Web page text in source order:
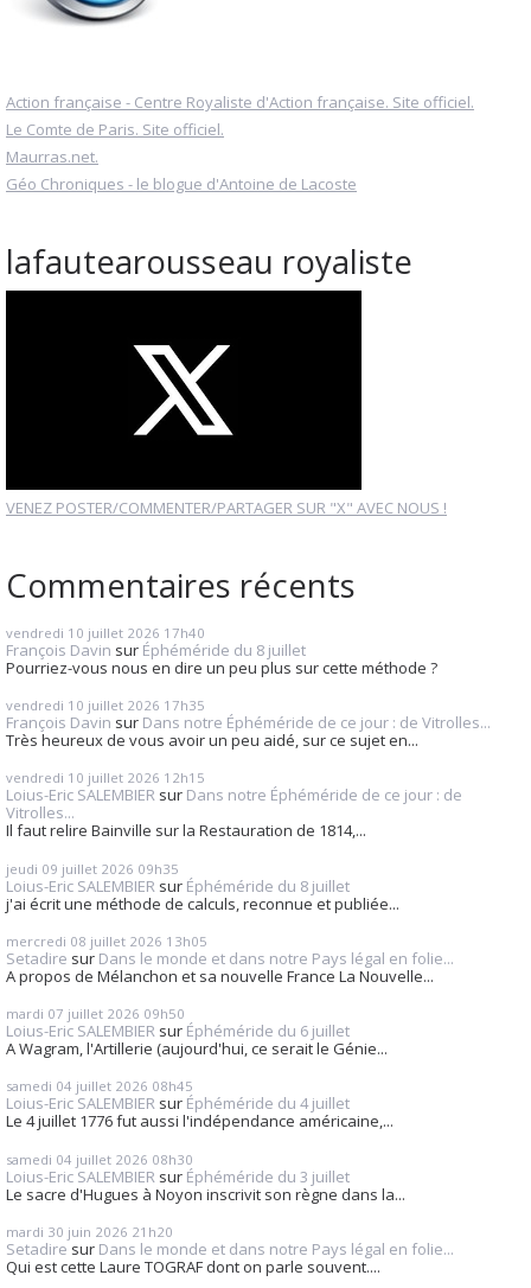
Action française - Centre Royaliste d'Action française. Site officiel.
Le Comte de Paris. Site officiel.
Maurras.net.
Géo Chroniques - le blogue d'Antoine de Lacoste
lafautearousseau royaliste
VENEZ POSTER/COMMENTER/PARTAGER SUR "X" AVEC NOUS !
Commentaires récents
vendredi 10 juillet 2026 17h40
François Davin sur Éphéméride du 8 juillet
Pourriez-vous nous en dire un peu plus sur cette méthode ?
vendredi 10 juillet 2026 17h35
François Davin sur Dans notre Éphéméride de ce jour : de Vitrolles...
Très heureux de vous avoir un peu aidé, sur ce sujet en...
vendredi 10 juillet 2026 12h15
Loius-Eric SALEMBIER sur Dans notre Éphéméride de ce jour : de
Vitrolles...
Il faut relire Bainville sur la Restauration de 1814,...
jeudi 09 juillet 2026 09h35
Loius-Eric SALEMBIER sur Éphéméride du 8 juillet
j'ai écrit une méthode de calculs, reconnue et publiée...
mercredi 08 juillet 2026 13h05
Setadire sur Dans le monde et dans notre Pays légal en folie...
A propos de Mélanchon et sa nouvelle France La Nouvelle...
mardi 07 juillet 2026 09h50
Loius-Eric SALEMBIER sur Éphéméride du 6 juillet
A Wagram, l'Artillerie (aujourd'hui, ce serait le Génie...
samedi 04 juillet 2026 08h45
Loius-Eric SALEMBIER sur Éphéméride du 4 juillet
Le 4 juillet 1776 fut aussi l'indépendance américaine,...
samedi 04 juillet 2026 08h30
Loius-Eric SALEMBIER sur Éphéméride du 3 juillet
Le sacre d'Hugues à Noyon inscrivit son règne dans la...
mardi 30 juin 2026 21h20
Setadire sur Dans le monde et dans notre Pays légal en folie...
Qui est cette Laure TOGRAF dont on parle souvent....